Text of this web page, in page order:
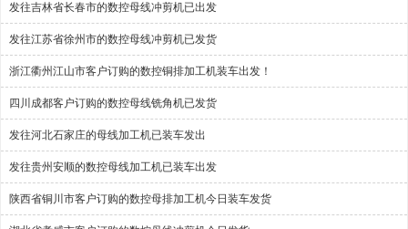
发往吉林省长春市的数控母线冲剪机已出发
发往江苏省徐州市的数控母线冲剪机已发货
浙江衢州江山市客户订购的数控铜排加工机装车出发！
四川成都客户订购的数控母线铣角机已发货
发往河北石家庄的母线加工机已装车发出
发往贵州安顺的数控母线加工机已装车出发
陕西省铜川市客户订购的数控母排加工机今日装车发货